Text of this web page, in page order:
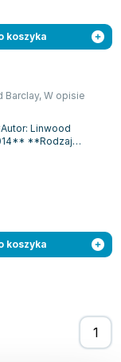
koszyka
Barclay, W opisie
Linwood
**Rodzaj
w swoim thril...
koszyka